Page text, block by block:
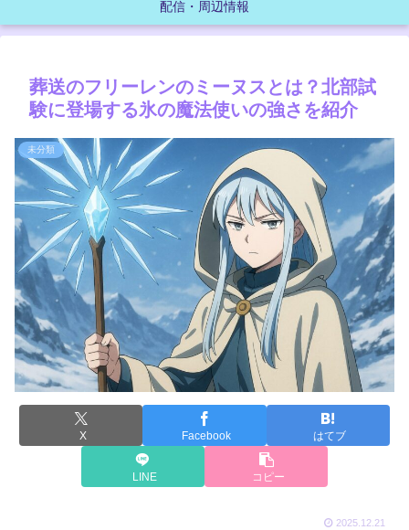
配信・周辺情報
葬送のフリーレンのミーヌスとは？北部試
験に登場する氷の魔法使いの強さを紹介
未分類
X Facebook はてブ
LINE コピー
2025.12.21